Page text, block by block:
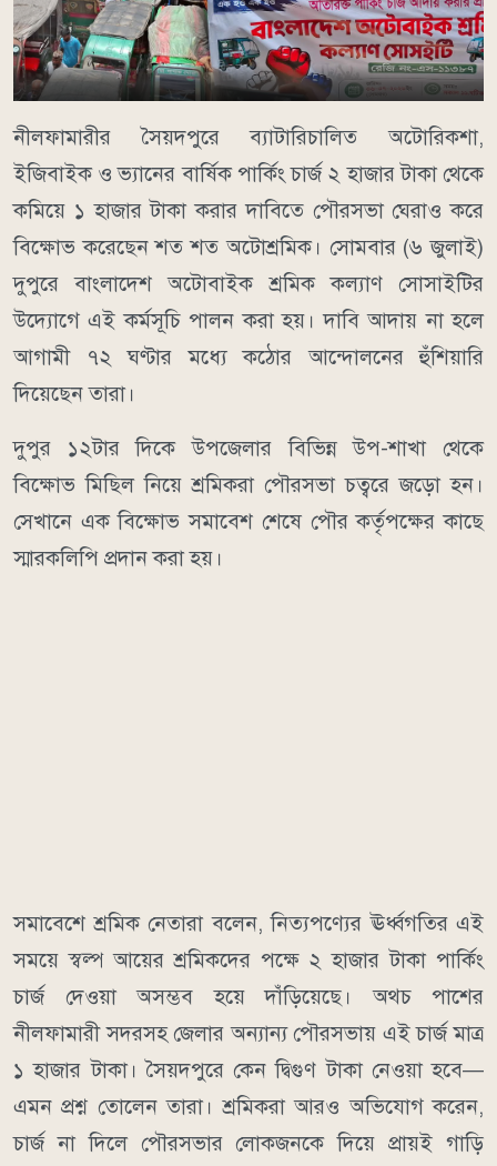
নীলফামারীর সৈয়দপুরে ব্যাটারিচালিত অটোরিকশা,
ইজিবাইক ও ভ্যানের বার্ষিক পার্কিং চার্জ ২ হাজার টাকা থেকে
কমিয়ে ১ হাজার টাকা করার দাবিতে পৌরসভা ঘেরাও করে
বিক্ষোভ করেছেন শত শত অটোশ্রমিক। সোমবার (৬ জুলাই)
দুপুরে বাংলাদেশ অটোবাইক শ্রমিক কল্যাণ সোসাইটির
উদ্যোগে এই কর্মসূচি পালন করা হয়। দাবি আদায় না হলে
আগামী ৭২ ঘণ্টার মধ্যে কঠোর আন্দোলনের হুঁশিয়ারি
দিয়েছেন তারা।
দুপুর ১২টার দিকে উপজেলার বিভিন্ন উপ-শাখা থেকে
বিক্ষোভ মিছিল নিয়ে শ্রমিকরা পৌরসভা চত্বরে জড়ো হন।
সেখানে এক বিক্ষোভ সমাবেশ শেষে পৌর কর্তৃপক্ষের কাছে
স্মারকলিপি প্রদান করা হয়।
সমাবেশে শ্রমিক নেতারা বলেন, নিত্যপণ্যের ঊর্ধ্বগতির এই
সময়ে স্বল্প আয়ের শ্রমিকদের পক্ষে ২ হাজার টাকা পার্কিং
চার্জ দেওয়া অসম্ভব হয়ে দাঁড়িয়েছে। অথচ পাশের
নীলফামারী সদরসহ জেলার অন্যান্য পৌরসভায় এই চার্জ মাত্র
১ হাজার টাকা। সৈয়দপুরে কেন দ্বিগুণ টাকা নেওয়া হবে—
এমন প্রশ্ন তোলেন তারা। শ্রমিকরা আরও অভিযোগ করেন,
চার্জ না দিলে পৌরসভার লোকজনকে দিয়ে প্রায়ই গাড়ি